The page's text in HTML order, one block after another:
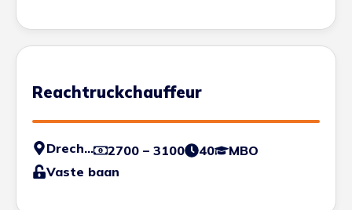
Reachtruckchauffeur
Drechtsteden 2700 – 3100 40
MBO
Vaste baan